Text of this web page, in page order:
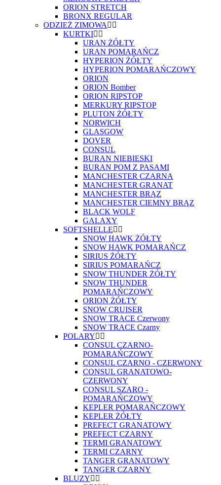
ORION STRETCH
BRONX REGULAR
ODZIEŻ ZIMOWA
KURTKI
URAN ŻÓŁTY
URAN POMARAŃCZ
HYPERION ŻÓŁTY
HYPERION POMARAŃCZOWY
ORION
ORION Bomber
ORION RIPSTOP
MERKURY RIPSTOP
PLUTON ŻÓŁTY
NORWICH
GLASGOW
DOVER
CONSUL
BURAN NIEBIESKI
BURAN POM Z PASAMI
MANCHESTER CZARNA
MANCHESTER GRANAT
MANCHESTER BRĄZ
MANCHESTER CIEMNY BRĄZ
BLACK WOLF
GALAXY
SOFTSHELLE
SNOW HAWK ŻÓŁTY
SNOW HAWK POMARAŃCZ
SIRIUS ŻÓŁTY
SIRIUS POMARAŃCZ
SNOW THUNDER ŻÓŁTY
SNOW THUNDER
POMARAŃCZOWY
ORION ŻÓŁTY
SNOW CRUISER
SNOW TRACE Czerwony
SNOW TRACE Czarny
POLARY
CONSUL CZARNO-
POMARAŃCZOWY
CONSUL CZARNO - CZERWONY
CONSUL GRANATOWO-
CZERWONY
CONSUL SZARO -
POMARAŃCZOWY
KEPLER POMARAŃCZOWY
KEPLER ŻÓŁTY
PREFECT GRANATOWY
PREFECT CZARNY
TERMI GRANATOWY
TERMI CZARNY
TANGER GRANATOWY
TANGER CZARNY
BLUZY